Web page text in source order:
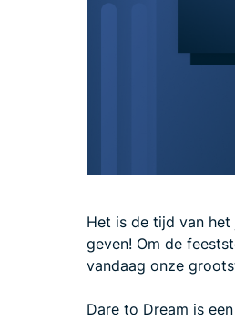
Het is de tijd van
geven! Om de
vandaag onze
Dare to Dream is